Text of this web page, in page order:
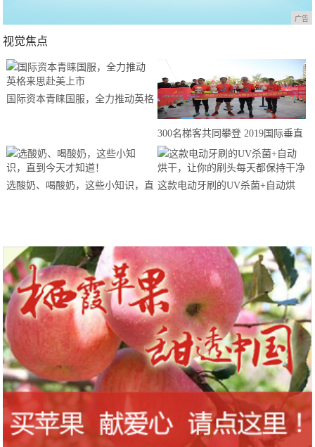
广告
视觉焦点
国际资本青睐国服，全力推动英格
300名梯客共同攀登 2019国际垂直
马拉松超级精英赛顺德海骏达中心
站欢乐开跑
选酸奶、喝酸奶，这些小知识，直 这款电动牙刷的UV杀菌+自动烘